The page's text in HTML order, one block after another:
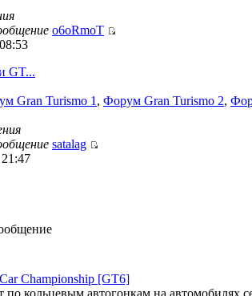
o6oRmoT
GT...
Gran Turismo 1 , Форум Gran Turismo 2,
satalag
Championship [GT6]
кольцевым автогонкам на автомобилях